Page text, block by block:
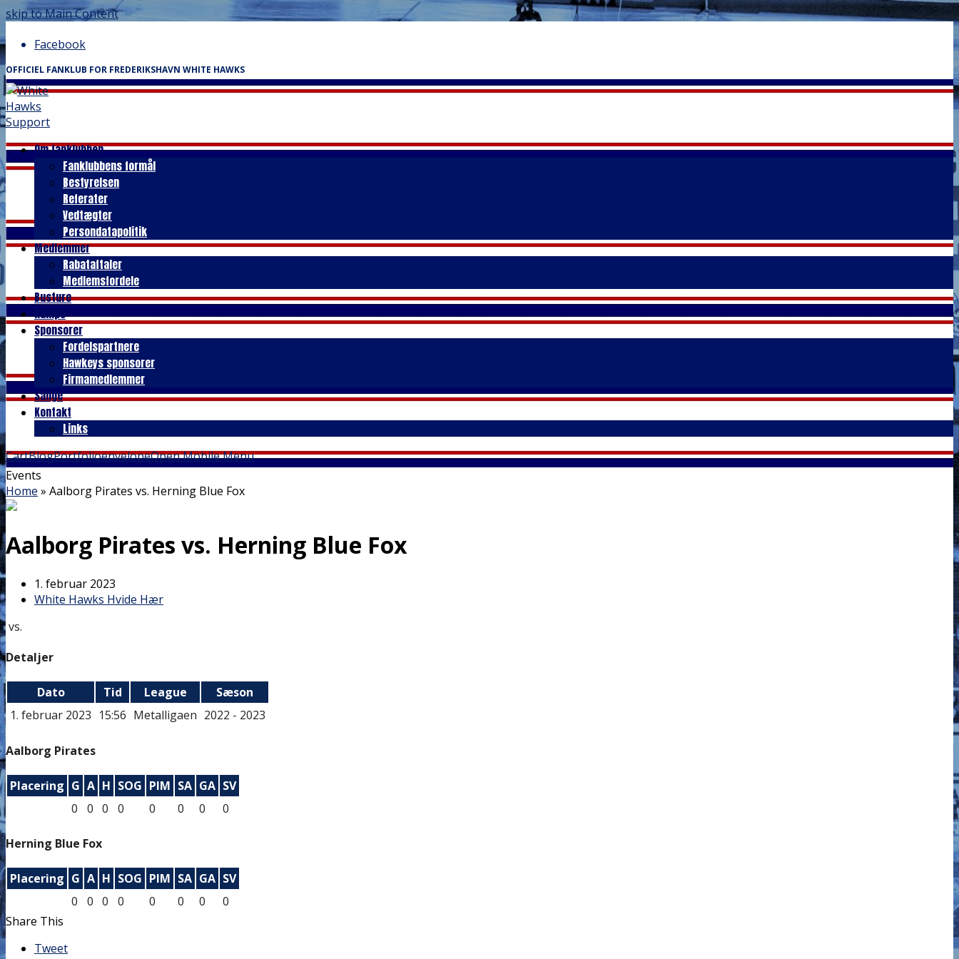
skip to Main Content
Facebook
OFFICIEL FANKLUB FOR FREDERIKSHAVN WHITE HAWKS
Om fanklubben
Fanklubbens formål
Bestyrelsen
Referater
Vedtægter
Persondatapolitik
Medlemmer
Rabataftaler
Medlemsfordele
Busture
Kampe
Sponsorer
Fordelspartnere
Hawkeys sponsorer
Firmamedlemmer
Sange
Kontakt
Links
CartBlogPortfolioenvelopeOpen Mobile Menu
Events
Home » Aalborg Pirates vs. Herning Blue Fox
Aalborg Pirates vs. Herning Blue Fox
1. februar 2023
White Hawks Hvide Hær
vs.
Detaljer
Dato Tid League
Sæson
1. februar 2023 15:56 Metalligaen 2022 - 2023
Aalborg Pirates
Placering G A H SOG PIM SA GA SV
0
0 0 0 0 0 0 0
Herning Blue Fox
Placering G A H SOG PIM SA GA SV
0
0 0 0 0 0 0
0
Share This
Tweet